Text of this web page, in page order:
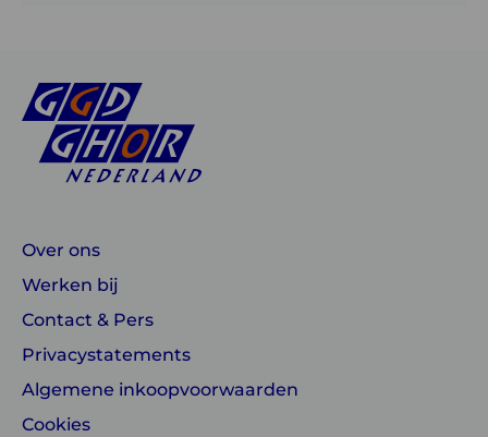
Over ons
Werken bij
Contact & Pers
Privacystatements
Algemene inkoopvoorwaarden
Cookies